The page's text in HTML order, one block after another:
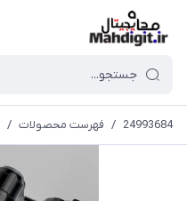
24993684
/ فهرست محصولات /